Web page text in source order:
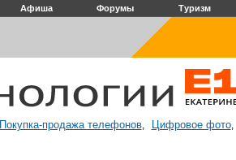
Афиша Форумы Туризм
Покупка-продажа телефонов, Цифровое фото,